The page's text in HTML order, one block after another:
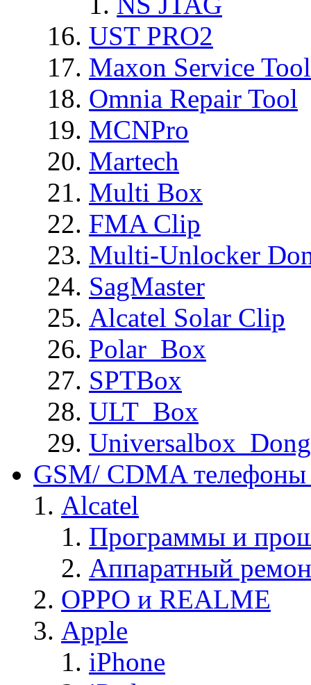
UST PRO2
Maxon Service
Omnia Repair Tool
MCNPro
Martech
Multi Box
FMA Clip
Multi-Unlocker
SagMaster
Alcatel Solar Clip
Polar_Box
SPTBox
ULT_Box
GSM/ CDMA
Alcatel
Программы и
Аппаратный
OPPO и REALME
Apple
iPhone